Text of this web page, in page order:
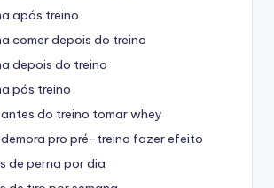
após treino
comer depois do treino
depois do treino
pós treino
do treino tomar whey
pro pré-treino fazer efeito
de perna por dia